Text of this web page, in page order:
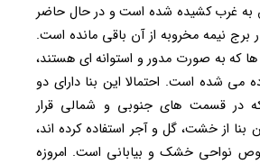
غرب کشیده شده است و در حال حاضر
برج نیمه مخروبه از آن باقی مانده است.
که به صورت مدور و استوانه ای هستند،
می شده است. احتمالا این بنا دارای دو
در قسمت های جنوبی و شمالی قرار
از خشت، گل و آجر استفاده کرده اند،
نواحی خشک و بیابانی است. امروزه